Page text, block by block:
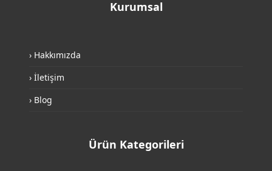
Kurumsal
› Hakkımızda
› İletişim
› Blog
Ürün Kategorileri